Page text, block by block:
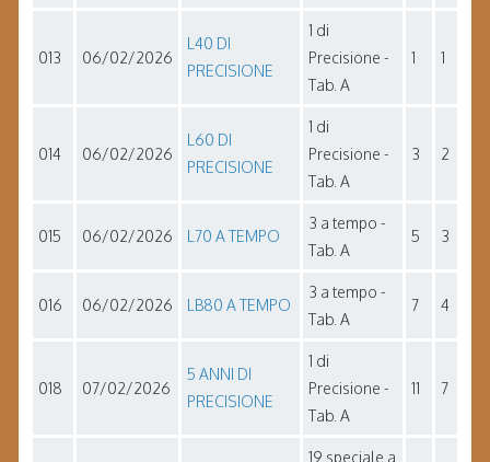
013 06/02/2026
L40 DI
PRECISIONE
1 di
Precisione -
Tab. A
1 1
014 06/02/2026
L60 DI
PRECISIONE
1 di
Precisione -
Tab. A
3 2
015 06/02/2026 L70 A TEMPO
3 a tempo -
Tab. A
5 3
016 06/02/2026 LB80 A TEMPO
3 a tempo -
Tab. A
7 4
018 07/02/2026
5 ANNI DI
PRECISIONE
1 di
Precisione -
Tab. A
11 7
19 speciale a